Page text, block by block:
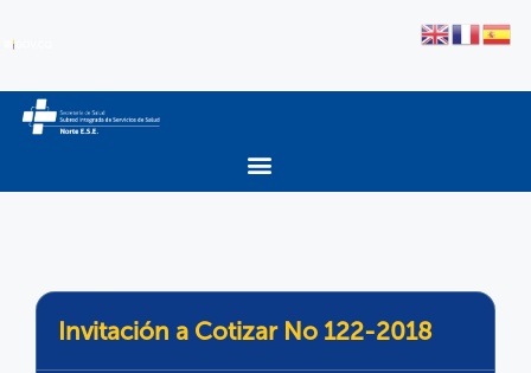
Invitación a Cotizar No 122-2018